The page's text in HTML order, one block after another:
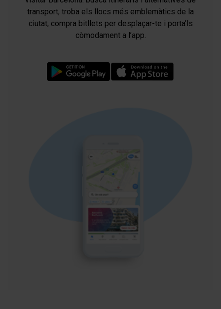
transport, troba els llocs més emblemàtics de la
ciutat, compra bitllets per desplaçar-te i porta’ls
còmodament a l’app.